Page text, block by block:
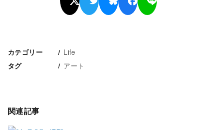
カテゴリー Life
タグ アート
関連記事